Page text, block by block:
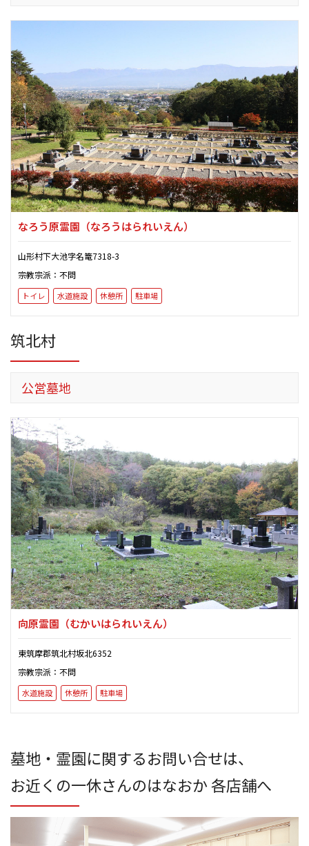
なろう原霊園 （なろうはられいえん）
山形村下大池字名篭7318-3
宗教宗派：不問
トイレ 水道施設 休憩所 駐車場
筑北村
公営墓地
向原霊園 （むかいはられいえん）
東筑摩郡筑北村坂北6352
宗教宗派：不問
水道施設 休憩所 駐車場
墓地・霊園に関するお問い合せは、
お近くの一休さんのはなおか 各店舗へ